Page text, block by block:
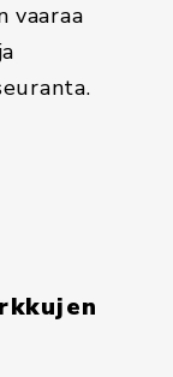
vaaraa